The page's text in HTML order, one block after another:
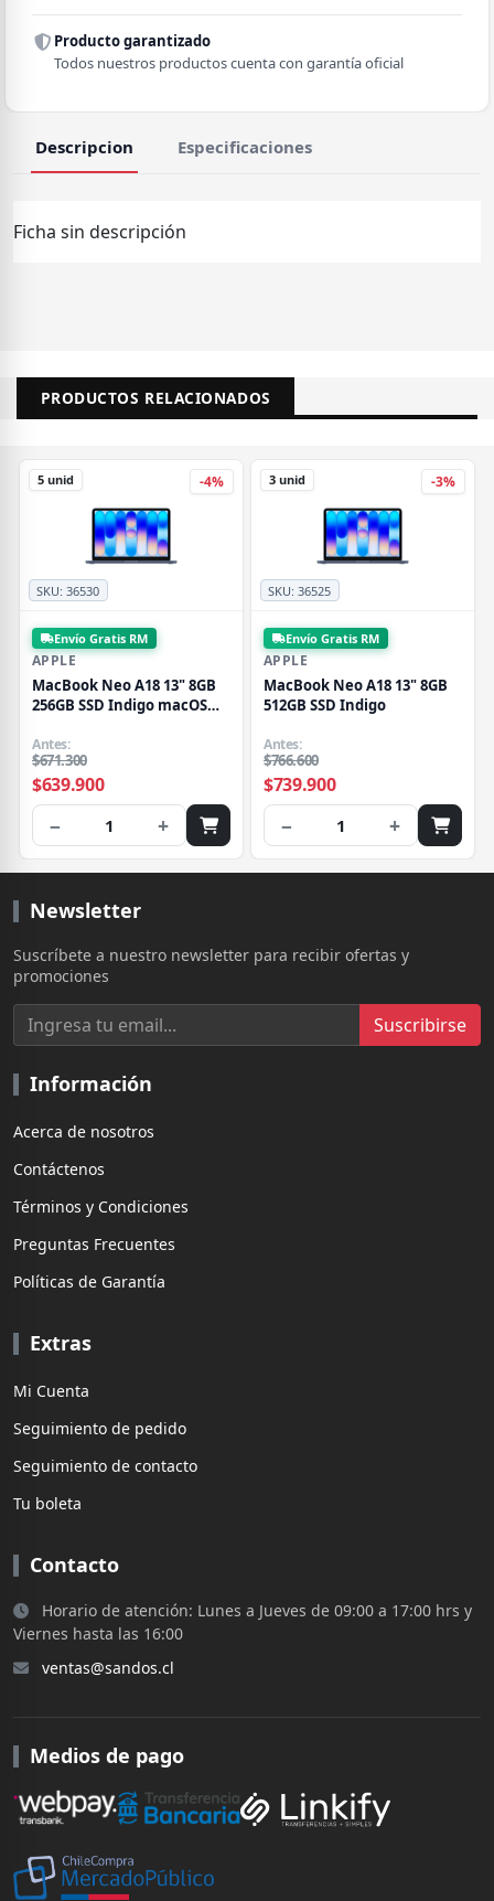
Producto garantizado
Todos nuestros productos cuenta con garantía oficial
Descripcion Especificaciones
Ficha sin descripción
PRODUCTOS RELACIONADOS
-4%
SKU:36530
5 unid
Envío Gratis RM
APPLE
MacBook Neo A18 13" 8GB
256GB SSD Indigo macOS
Antes:
$671.300
$639.900
− 1 +
-3%
SKU:36525
3 unid
Envío Gratis RM
APPLE
MacBook Neo A18 13" 8GB
512GB SSD Indigo
Antes:
$766.600
$739.900
− 1 +
Newsletter
Suscríbete a nuestro newsletter para recibir ofertas y
promociones
Suscribirse
Información
Acerca de nosotros
Contáctenos
Términos y Condiciones
Preguntas Frecuentes
Políticas de Garantía
Extras
Mi Cuenta
Seguimiento de pedido
Seguimiento de contacto
Tu boleta
Contacto
Horario de atención: Lunes a Jueves de 09:00 a 17:00 hrs y
Viernes hasta las 16:00
ventas@sandos.cl
Medios de pago